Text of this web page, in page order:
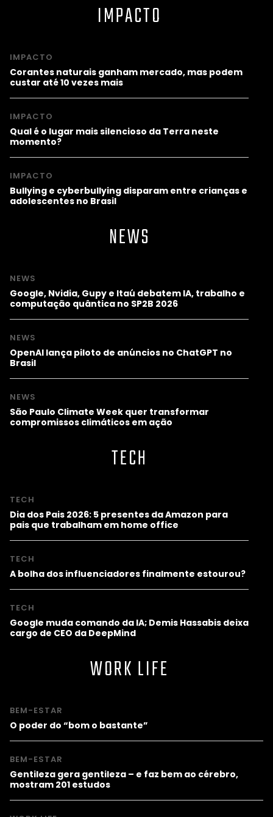
IMPACTO
IMPACTO
Corantes naturais ganham mercado, mas podem
custar até 10 vezes mais
IMPACTO
Qual é o lugar mais silencioso da Terra neste
momento?
IMPACTO
Bullying e cyberbullying disparam entre crianças e
adolescentes no Brasil
NEWS
NEWS
Google, Nvidia, Gupy e Itaú debatem IA, trabalho e
computação quântica no SP2B 2026
NEWS
OpenAI lança piloto de anúncios no ChatGPT no
Brasil
NEWS
São Paulo Climate Week quer transformar
compromissos climáticos em ação
TECH
TECH
Dia dos Pais 2026: 5 presentes da Amazon para
pais que trabalham em home office
TECH
A bolha dos influenciadores finalmente estourou?
TECH
Google muda comando da IA; Demis Hassabis deixa
cargo de CEO da DeepMind
WORK LIFE
BEM-ESTAR
O poder do “bom o bastante”
BEM-ESTAR
Gentileza gera gentileza – e faz bem ao cérebro,
mostram 201 estudos